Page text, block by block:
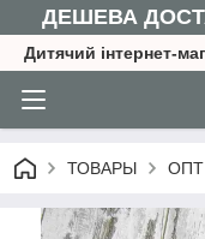
ДЕШЕВА
Дитячий інтернет-
ТОВАРЫ ОПТ